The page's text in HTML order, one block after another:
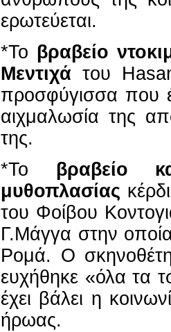
ερωτεύεται.
*Το βραβείο
Μεντιχά του
προσφύγισσα που
αιχμαλωσία της
της.
*Το βραβείο
μυθοπλασίας
του Φοίβου
Γ.Μάγγα στην
Ρομά. O
ευχήθηκε «όλα τα
έχει βάλει η
ήρωας.